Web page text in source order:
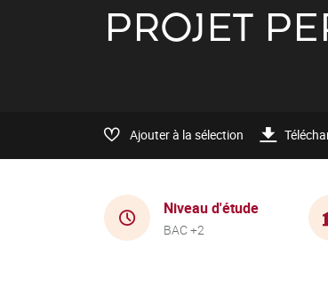
PROJET
Ajouter à la sélection
Niveau d'étude
BAC +2